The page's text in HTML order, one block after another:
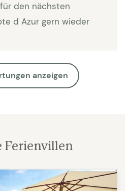
den nächsten
d Azur gern wieder
anzeigen
Ferienvillen